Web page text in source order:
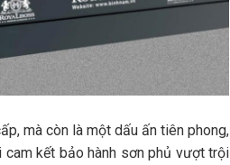
mà còn là một dấu ấn tiên phong,
kết bảo hành sơn phủ vượt trội